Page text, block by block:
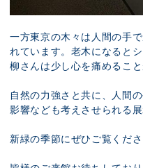
一方東京の木々は人間の手
れています。老木になると
柳さんは少し心を痛めること
自然の力強さと共に、人間
影響なども考えさせられる
新緑の季節にぜひご覧くださ